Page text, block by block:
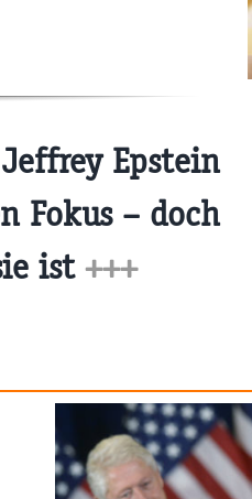
Epstein
Fokus – doch
ist +++